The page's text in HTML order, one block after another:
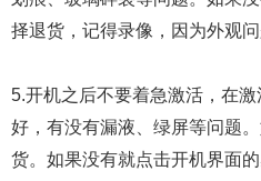
择退货，记得录像，因为外观
5.开机之后不要着急激活，在
好，有没有漏液、绿屏等问题
货。如果没有就点击开机界面